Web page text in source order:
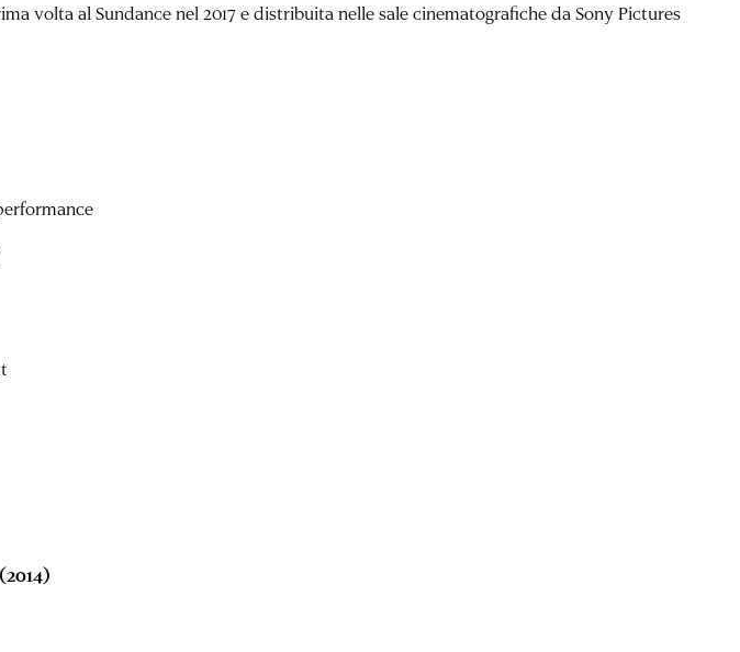
volta al Sundance nel 2017 e distribuita nelle sale cinematografiche da Sony Pictures